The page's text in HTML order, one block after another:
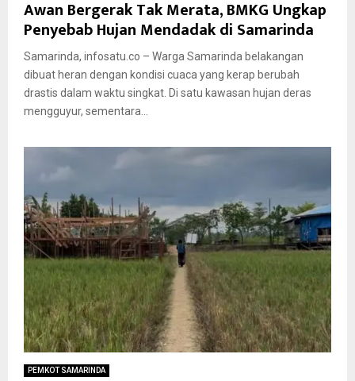
Awan Bergerak Tak Merata, BMKG Ungkap
Penyebab Hujan Mendadak di Samarinda
Samarinda, infosatu.co – Warga Samarinda belakangan
dibuat heran dengan kondisi cuaca yang kerap berubah
drastis dalam waktu singkat. Di satu kawasan hujan deras
mengguyur, sementara...
PEMKOT SAMARINDA